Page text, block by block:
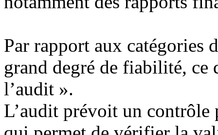
Par rapport aux catégories
grand degré de fiabilité, ce
l’audit ».
L’audit prévoit un contrôle